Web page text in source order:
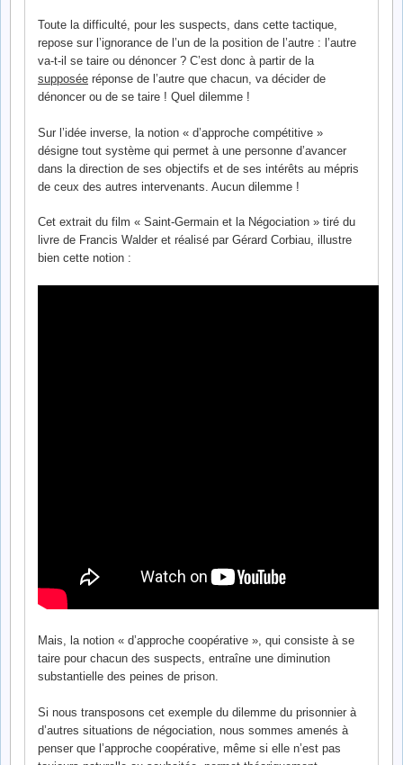
Toute la difficulté, pour les suspects, dans cette tactique,
repose sur l’ignorance de l’un de la position de l’autre : l’autre
va-t-il se taire ou dénoncer ? C’est donc à partir de la
supposée réponse de l’autre que chacun, va décider de
dénoncer ou de se taire ! Quel dilemme !
Sur l’idée inverse, la notion « d’approche compétitive »
désigne tout système qui permet à une personne d’avancer
dans la direction de ses objectifs et de ses intérêts au mépris
de ceux des autres intervenants. Aucun dilemme !
Cet extrait du film « Saint-Germain et la Négociation » tiré du
livre de Francis Walder et réalisé par Gérard Corbiau, illustre
bien cette notion :
Mais, la notion « d’approche coopérative », qui consiste à se
taire pour chacun des suspects, entraîne une diminution
substantielle des peines de prison.
Si nous transposons cet exemple du dilemme du prisonnier à
d’autres situations de négociation, nous sommes amenés à
penser que l’approche coopérative, même si elle n’est pas